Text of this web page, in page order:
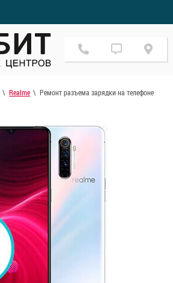
Realme
Ремонт разъема зарядки на телефоне